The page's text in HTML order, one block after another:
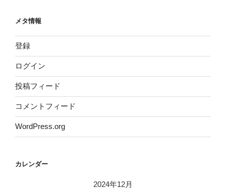
メタ情報
登録
ログイン
投稿フィード
コメントフィード
WordPress.org
カレンダー
2024年12月